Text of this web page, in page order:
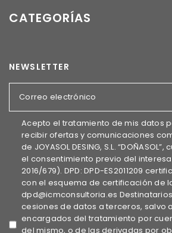
CATEGORÍAS
NEWSLETTER
Correo electrónico
Acepto el tratamiento de mis datos
recibir ofertas y comunicaciones
de JOYASOL DESING, S.L.
el consentimiento previo del
2016/679). DPD: DPD-ES2011209
con el esquema de certificación de la
dpd@icmconsultoria.es
cesiones de datos a terceros, salvo
encargados del tratamiento por
del mismo, o de las derivadas por